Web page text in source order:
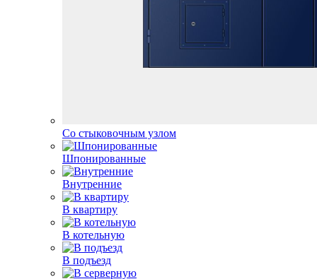
Со стыковочным узлом
Шпонированные
Внутренние
В квартиру
В котельную
В подъезд